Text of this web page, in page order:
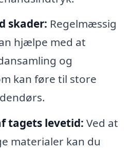
skader: Regelmæssig
hjælpe med at
og
kan føre til store
tagets levetid: Ved at
materialer kan du